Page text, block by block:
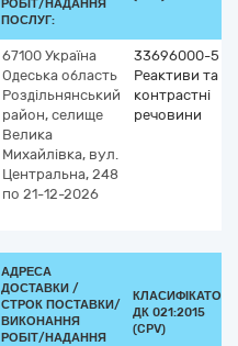
РОБІТ/НАДАННЯ
ПОСЛУГ:
67100 Україна
Одеська область
Роздільнянський
район, селище
Велика
Михайлівка, вул.
Центральна, 248
по 21-12-2026
33696000-5
Реактиви та
контрастні
речовини
АДРЕСА
ДОСТАВКИ /
СТРОК ПОСТАВКИ/
ВИКОНАННЯ
РОБІТ/НАДАННЯ
КЛАСИФІКАТОР
ДК 021:2015
(CPV)